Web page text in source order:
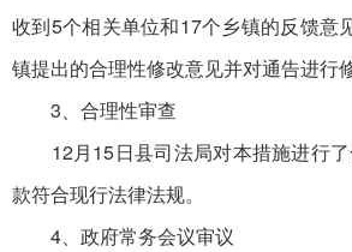
收到5个相关单位和17个乡镇的反馈意
镇提出的合理性修改意见并对通告进行
3、合理性审查
12月15日县司法局对本措施进行了
款符合现行法律法规。
4、政府常务会议审议